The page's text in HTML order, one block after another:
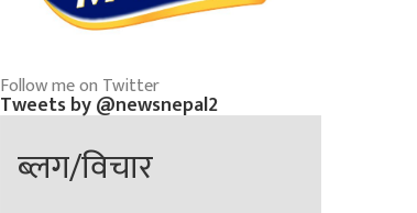
Follow me on Twitter
Tweets by @newsnepal2
ब्लग/विचार